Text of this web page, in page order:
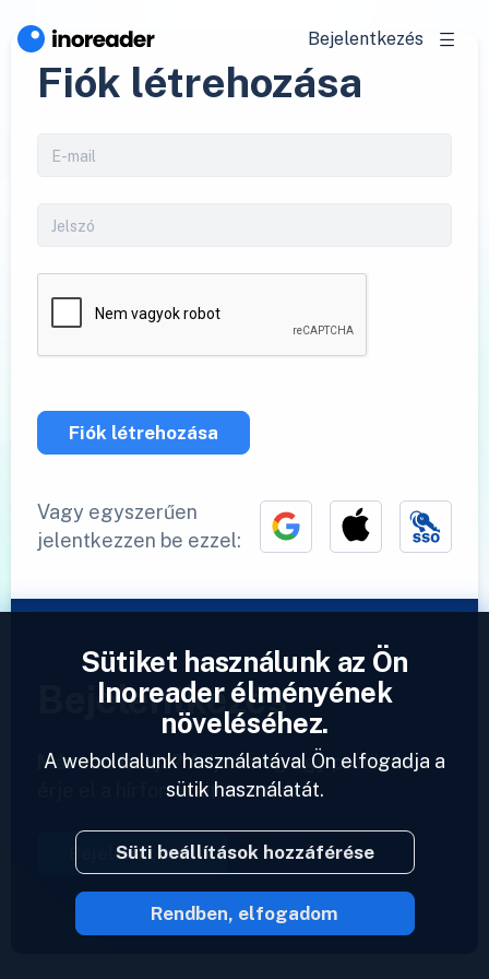
Bejelentkezés
Fiók létrehozása
Fiók létrehozása
Vagy egyszerűen
jelentkezzen be ezzel:
Bejelentkezés
Már van fiókja? Adjon meg egy profilt és
érje el a hírforrásait azonnal.
Bejelentkezés
2023 © Inoreader
Sütiket használunk az Ön
Inoreader élményének
növeléséhez.
A weboldalunk használatával Ön elfogadja a
sütik használatát.
Süti beállítások hozzáférése
Rendben, elfogadom